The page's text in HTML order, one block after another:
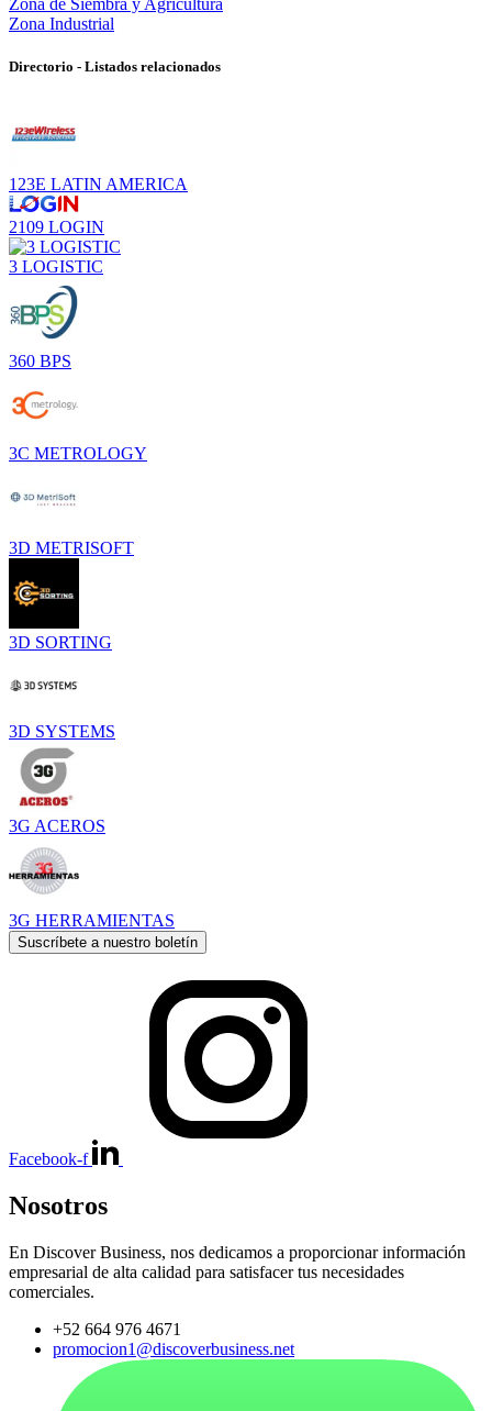
Zona Industrial
Directorio - Listados relacionados
123E LATIN AMERICA
2109 LOGIN
3 LOGISTIC
360 BPS
3C METROLOGY
3D METRISOFT
3D SORTING
3D SYSTEMS
3G ACEROS
3G HERRAMIENTAS
Suscríbete a nuestro boletín
Facebook-f
Nosotros
En Discover Business, nos dedicamos a proporcionar información
empresarial de alta calidad para satisfacer tus necesidades
comerciales.
+52 664 976 4671
promocion1@discoverbusiness.net